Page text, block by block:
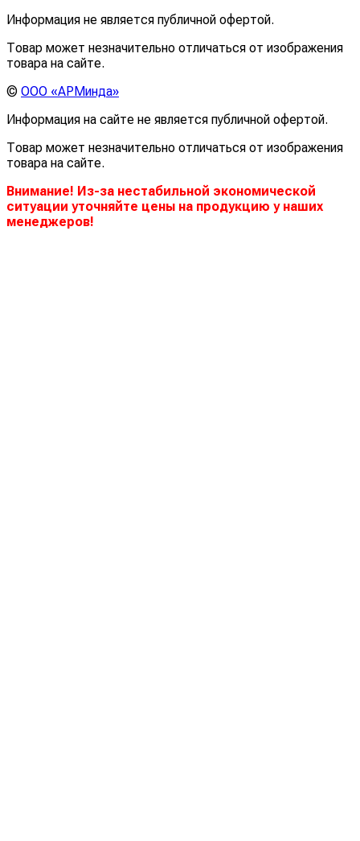
Информация не является публичной офертой.
Товар может незначительно отличаться от изображения
товара на сайте.
© ООО «АРМинда»
Информация на сайте не является публичной офертой.
Товар может незначительно отличаться от изображения
товара на сайте.
Внимание! Из-за нестабильной экономической
ситуации уточняйте цены на продукцию у наших
менеджеров!